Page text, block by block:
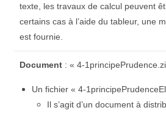
texte, les travaux de calcul peuvent
certains cas à l’aide du tableur, une
est fournie.
Document : « 4-
Un fichier « 4-
Il s’agit d’un document à